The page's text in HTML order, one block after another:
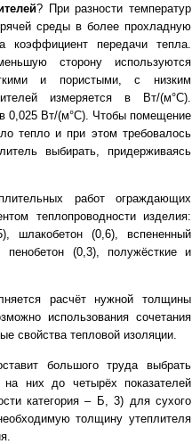
? При разности температур
среды в более прохладную
коэффициент передачи тепла.
сторону используются
и пористыми, с низким
измеряется в Вт/(м°С).
0,025 Вт/(м°С). Чтобы помещение
тепло и при этом требовалось
выбирать, придерживаясь
работ ограждающих
теплопроводности изделия:
шлакобетон (0,6), вспененный
пенобетон (0,3), полужёсткие и
расчёт нужной толщины
использования сочетания
свойства тепловой изоляции.
большого труда выбрать
них до четырёх показателей
категория – Б, 3) для сухого
толщину утеплителя